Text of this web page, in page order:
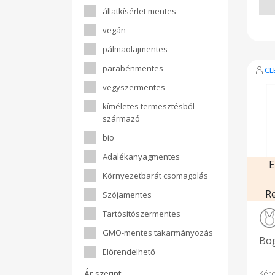
állatkísérlet mentes
vegán
pálmaolajmentes
parabénmentes
vegyszermentes
kíméletes termesztésből
származó
bio
Adalékanyagmentes
Környezetbarát csomagolás
Szójamentes
Tartósítószermentes
GMO-mentes takarmányozás
Előrendelhető